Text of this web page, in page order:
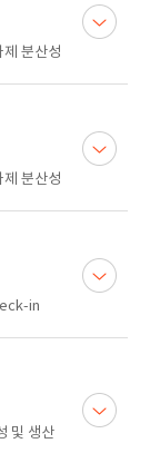
분산성
분산성
in
및 생산